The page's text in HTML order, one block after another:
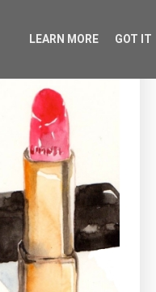
LEARN MORE GOT IT